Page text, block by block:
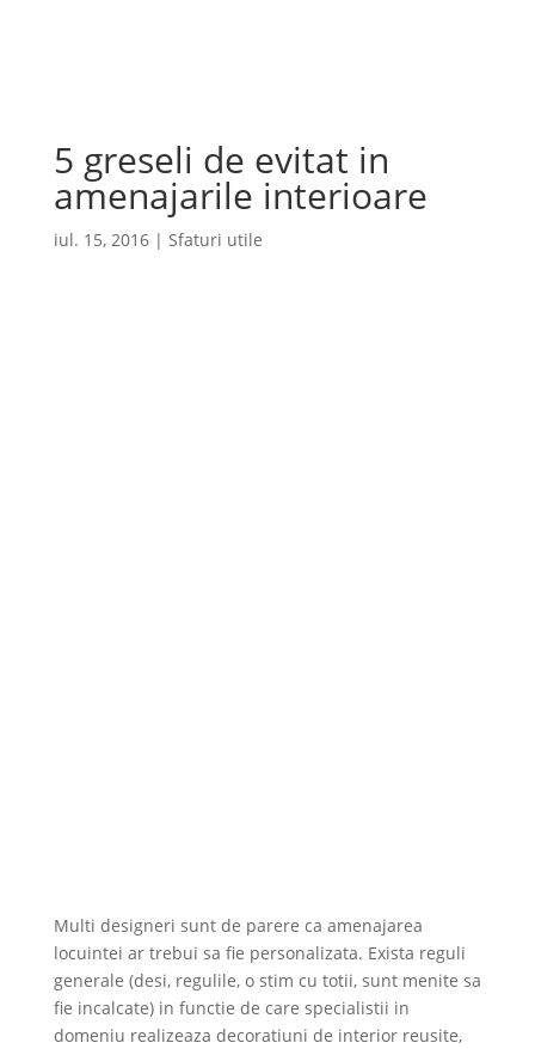
5 greseli de evitat in
amenajarile interioare
iul. 15, 2016| Sfaturi utile
Multi designeri sunt de parere ca amenajarea
locuintei ar trebui sa fie personalizata. Exista reguli
generale (desi, regulile, o stim cu totii, sunt menite sa
fie incalcate) in functie de care specialistii in
domeniu realizeaza decoratiuni de interior reusite,